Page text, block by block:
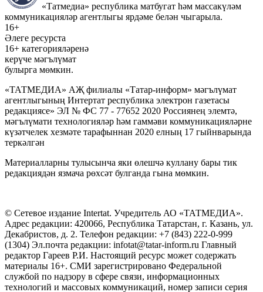
«Татмедиа» республика матбугат һәм массакүләм
коммуникацияләр агентлыгы ярдәме белән чыгарыла.
16+
Әлеге ресурста
16+ категорияләренә
керүче мәгълүмат
булырга мөмкин.
«ТАТМЕДИА» АҖ филиалы «Татар-информ» мәгълүмат
агентлыгының Интертат республика электрон газетасы
редакциясе» ЭЛ № ФС 77 - 77652 2020 Россиянең элемтә,
мәгълүмати технологияләр һәм гаммәви коммуникацияләрне
күзәтчелек хезмәте тарафыннан 2020 елның 17 гыйнварында
теркәлгән
Материалларны тулысынча яки өлешчә куллану бары тик
редакциядән язмача рөхсәт булганда гына мөмкин.
© Сетевое издание Intertat. Учредитель АО «ТАТМЕДИА».
Адрес редакции: 420066, Республика Татарстан, г. Казань, ул.
Декабристов, д. 2. Телефон редакции: +7 (843) 222-0-999
(1304) Эл.почта редакции: infotat@tatar-inform.ru Главный
редактор Гареев Р.И. Настоящий ресурс может содержать
материалы 16+. СМИ зарегистрировано Федеральной
службой по надзору в сфере связи, информационных
технологий и массовых коммуникаций, номер записи серия